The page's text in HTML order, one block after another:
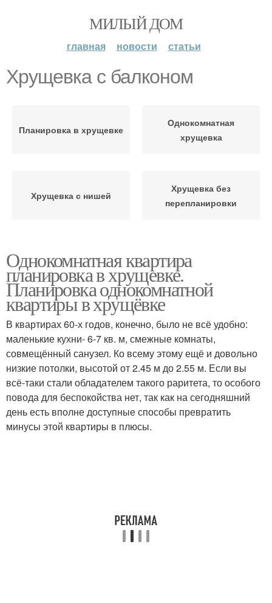
МИЛЫЙ ДОМ
главная новости статьи
Хрущевка с балконом
Планировка в хрущевке
Однокомнатная
хрущевка
Хрущевка с нишей
Хрущевка без
перепланировки
Однокомнатная квартира
планировка в хрущевке.
Планировка однокомнатной
квартиры в хрущёвке
В квартирах 60-х годов, конечно, было не всё удобно:
маленькие кухни- 6-7 кв. м, смежные комнаты,
совмещённый санузел. Ко всему этому ещё и довольно
низкие потолки, высотой от 2.45 м до 2.55 м. Если вы
всё-таки стали обладателем такого раритета, то особого
повода для беспокойства нет, так как на сегодняшний
день есть вполне доступные способы превратить
минусы этой квартиры в плюсы.